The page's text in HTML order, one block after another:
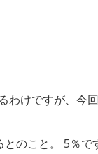
わけですが、今
のこと。 5％で